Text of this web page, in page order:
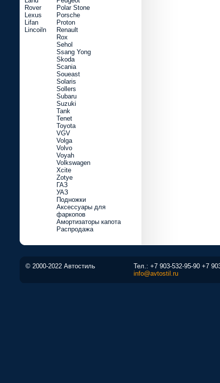
Rover
Lexus
Lifan
Lincoiln
Polar Stone
Porsche
Proton
Renault
Rox
Sehol
Ssang Yong
Skoda
Scania
Soueast
Solaris
Sollers
Subaru
Suzuki
Tank
Tenet
Toyota
VGV
Volga
Volvo
Voyah
Volkswagen
Xcite
Zotye
ГАЗ
УАЗ
Подножки
Аксессуары для
фаркопов
Амортизаторы капота
Распродажа
© 2000-2022 Автостиль Тел.: +7 903-532-95-90 +7
info@avtostil.ru